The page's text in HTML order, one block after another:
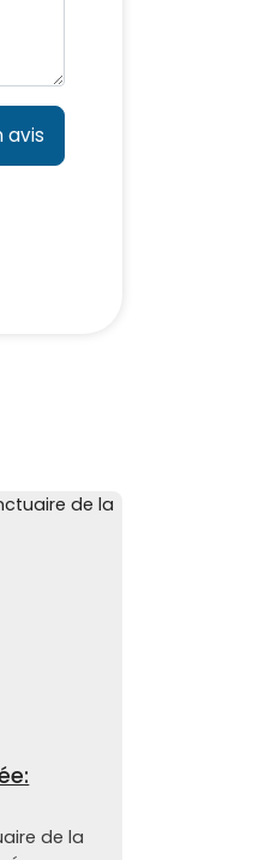
avis
de la